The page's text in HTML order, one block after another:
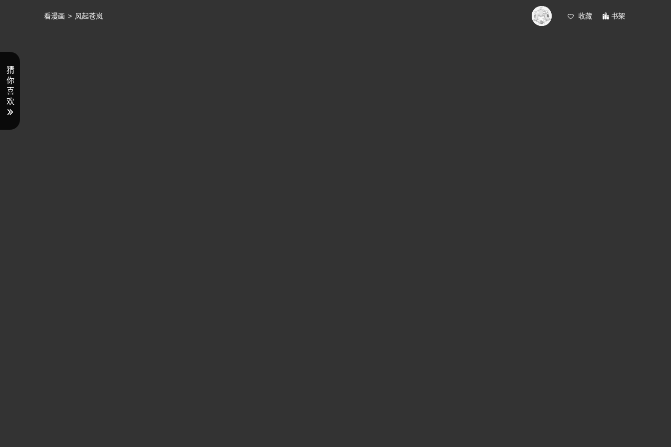
收藏 书架
看漫画 > 风起苍岚
猜
你
喜
欢